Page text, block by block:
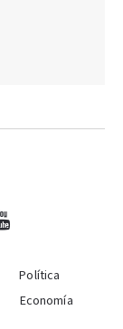
Política
Economía